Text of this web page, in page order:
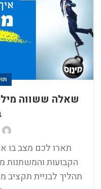
שאלה ששווה
תארו לכם מצב בו
הקבועות והמשתנות
תהליך לבניית